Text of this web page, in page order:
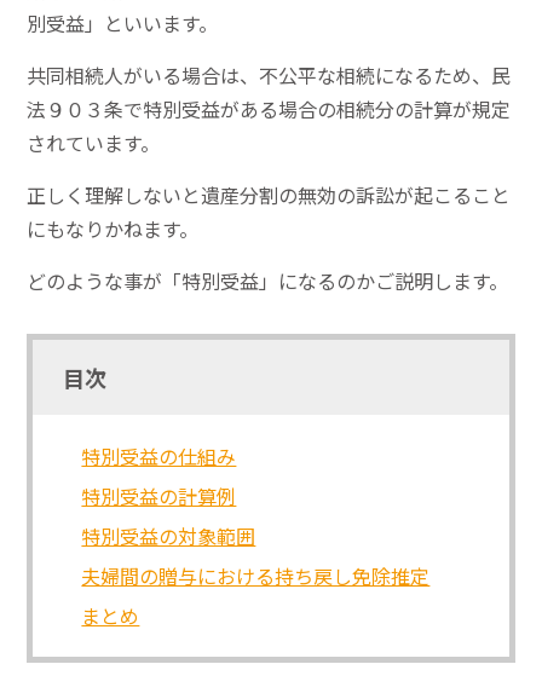
別受益」といいます。
共同相続人がいる場合は、不公平な相続になるため、民
法９０３条で特別受益がある場合の相続分の計算が規定
されています。
正しく理解しないと遺産分割の無効の訴訟が起こること
にもなりかねます。
どのような事が「特別受益」になるのかご説明します。
目次
特別受益の仕組み
特別受益の計算例
特別受益の対象範囲
夫婦間の贈与における持ち戻し免除推定
まとめ